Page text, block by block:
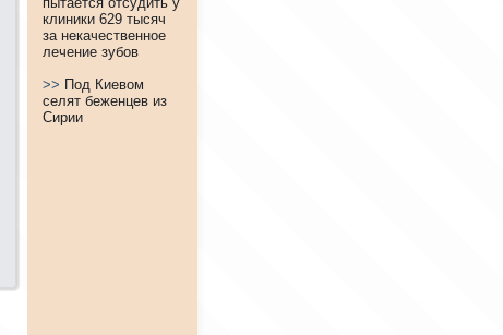
клиники 629 тысяч
за некачественное
лечение зубов
>> Под Киевом
селят беженцев из
Сирии